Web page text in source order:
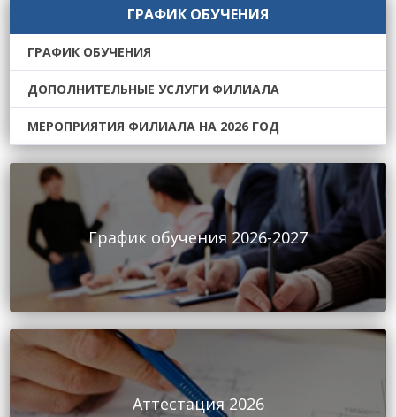
ГРАФИК ОБУЧЕНИЯ
ГРАФИК ОБУЧЕНИЯ
ДОПОЛНИТЕЛЬНЫЕ УСЛУГИ ФИЛИАЛА
МЕРОПРИЯТИЯ ФИЛИАЛА НА 2026 ГОД
График обучения 2026-2027
Аттестация 2026